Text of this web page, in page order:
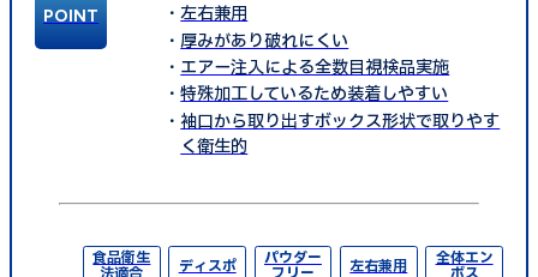
左右兼用
厚みがあり破れにくい
エアー注入による全数目視検品実施
特殊加工しているため装着しやすい
袖口から取り出すボックス形状で取りやす
く衛生的
食品衛生 ディスポ パウダー 左右兼用 全体エン